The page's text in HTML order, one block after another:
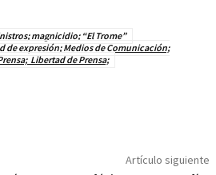
magnicidio; “El Trome”
de expresión; Medios de Comunicación;
Libertad de Prensa;
Artículo siguiente